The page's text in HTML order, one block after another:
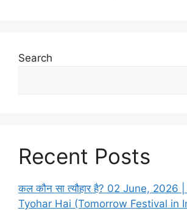
Search
Recent Posts
कल कौन सा त्यौहार है? 02 June, 2026
Tyohar Hai (Tomorrow Festival in